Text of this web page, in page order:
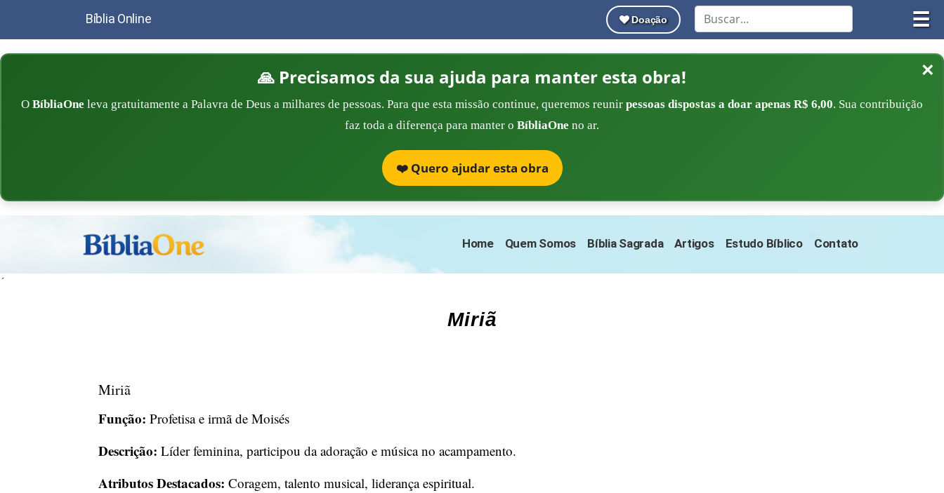
☰
Bíblia Online Doação
×
🙏 Precisamos da sua ajuda para manter esta obra!
O BíbliaOne leva gratuitamente a Palavra de Deus a milhares de pessoas. Para que esta missão continue, queremos reunir pessoas dispostas a doar apenas R$ 6,00. Sua contribuição
faz toda a diferença para manter o BíbliaOne no ar.
❤️ Quero ajudar esta obra
Home Quem Somos Bíblia Sagrada Artigos Estudo Bíblico Contato
´
Miriã
Miriã
Função: Profetisa e irmã de Moisés
Descrição: Líder feminina, participou da adoração e música no acampamento.
Atributos Destacados: Coragem, talento musical, liderança espiritual.